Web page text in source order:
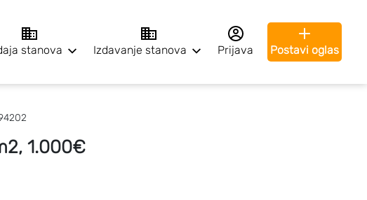
stanova Izdavanje stanova Prijava Postavi oglas
1.000€